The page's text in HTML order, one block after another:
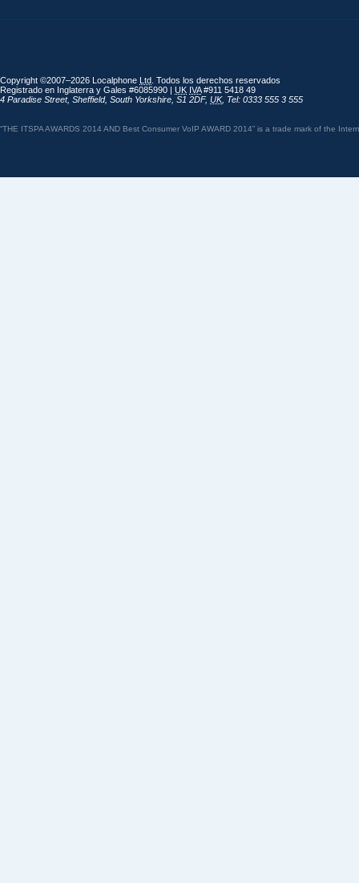
Copyright ©2007–2026 Localphone Ltd . Todos los derechos reservados
Registrado en Inglaterra y Gales #6085990 | UK IVA#911 5418 49
4 Paradise Street, Sheffield, South Yorkshire S1 2DF, UK, Tel: 0333 555 3 555
“THE ITSPA AWARDS 2014 AND Best Consumer VoIP AWARD 2014” is a trade mark of the